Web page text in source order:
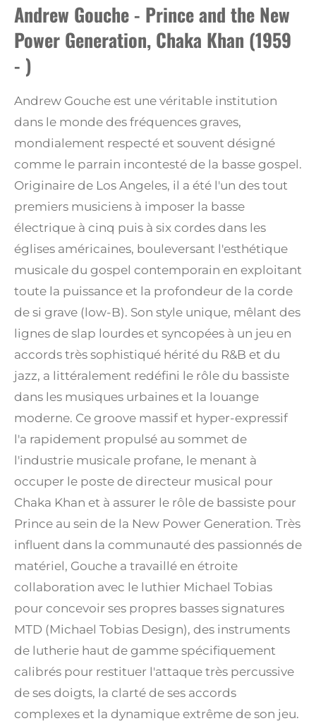
Andrew Gouche - Prince and the New
Power Generation, Chaka Khan (1959
- )
Andrew Gouche est une véritable institution
dans le monde des fréquences graves,
mondialement respecté et souvent désigné
comme le parrain incontesté de la basse gospel.
Originaire de Los Angeles, il a été l'un des tout
premiers musiciens à imposer la basse
électrique à cinq puis à six cordes dans les
églises américaines, bouleversant l'esthétique
musicale du gospel contemporain en exploitant
toute la puissance et la profondeur de la corde
de si grave (low-B). Son style unique, mêlant des
lignes de slap lourdes et syncopées à un jeu en
accords très sophistiqué hérité du R&B et du
jazz, a littéralement redéfini le rôle du bassiste
dans les musiques urbaines et la louange
moderne. Ce groove massif et hyper-expressif
l'a rapidement propulsé au sommet de
l'industrie musicale profane, le menant à
occuper le poste de directeur musical pour
Chaka Khan et à assurer le rôle de bassiste pour
Prince au sein de la New Power Generation. Très
influent dans la communauté des passionnés de
matériel, Gouche a travaillé en étroite
collaboration avec le luthier Michael Tobias
pour concevoir ses propres basses signatures
MTD (Michael Tobias Design), des instruments
de lutherie haut de gamme spécifiquement
calibrés pour restituer l'attaque très percussive
de ses doigts, la clarté de ses accords
complexes et la dynamique extrême de son jeu.